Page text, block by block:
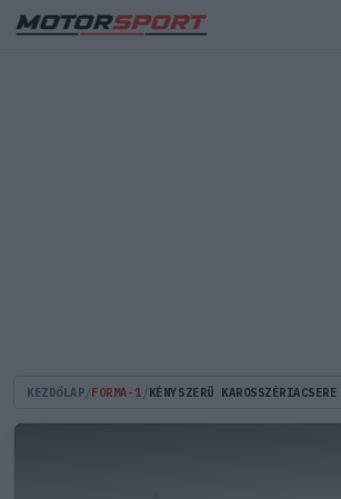
KEZDŐLAP FORMA-1